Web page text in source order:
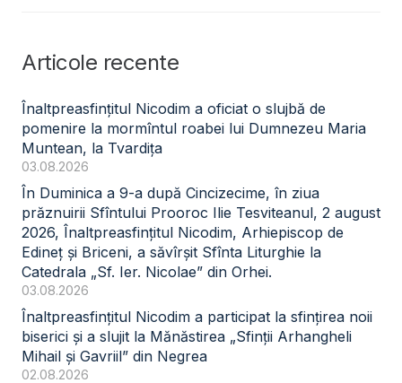
Articole recente
Înaltpreasfințitul Nicodim a oficiat o slujbă de
pomenire la mormîntul roabei lui Dumnezeu Maria
Muntean, la Tvardița
03.08.2026
În Duminica a 9-a după Cincizecime, în ziua
prăznuirii Sfîntului Prooroc Ilie Tesviteanul, 2 august
2026, Înaltpreasfințitul Nicodim, Arhiepiscop de
Edineț și Briceni, a săvîrșit Sfînta Liturghie la
Catedrala „Sf. Ier. Nicolae” din Orhei.
03.08.2026
Înaltpreasfințitul Nicodim a participat la sfințirea noii
biserici și a slujit la Mănăstirea „Sfinții Arhangheli
Mihail și Gavriil” din Negrea
02.08.2026